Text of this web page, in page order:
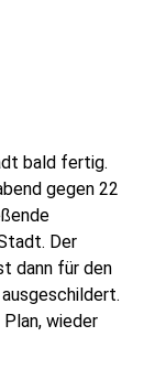
bald fertig.
gegen 22
Der
dann für den
wieder